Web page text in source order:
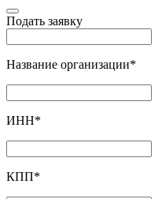
Подать заявку
Название организации*
ИНН*
КПП*